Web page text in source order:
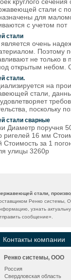
стали с
для
с учетом пот
стали
очень
Поэтому
не только
открытым небом.
стали.
на
стали,
поскольку
стали сварные
Диаметр поручня
ригелей 16 мм
за 1
улицы 3260р
стали,
Ренко системы,
узнать
сообщение».
Контакты компании
Ренко системы, ООО
Россия
Свердловская область